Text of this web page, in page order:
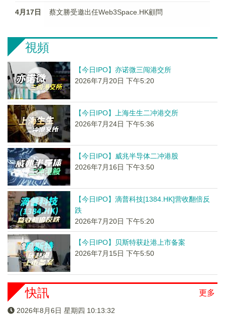
4月17日 蔡文勝受邀出任Web3Space.HK顧問
視頻
【今日IPO】亦诺微三闯港交所
2026年7月20日 下午5:20
【今日IPO】上海生生二冲港交所
2026年7月24日 下午5:36
【今日IPO】威兆半导体二冲港股
2026年7月16日 下午3:50
【今日IPO】滴普科技[1384.HK]营收翻倍反
跌
2026年7月20日 下午5:20
【今日IPO】贝斯特获赴港上市备案
2026年7月15日 下午5:50
更多
快訊
2026年8月6日 星期四 10:13:33